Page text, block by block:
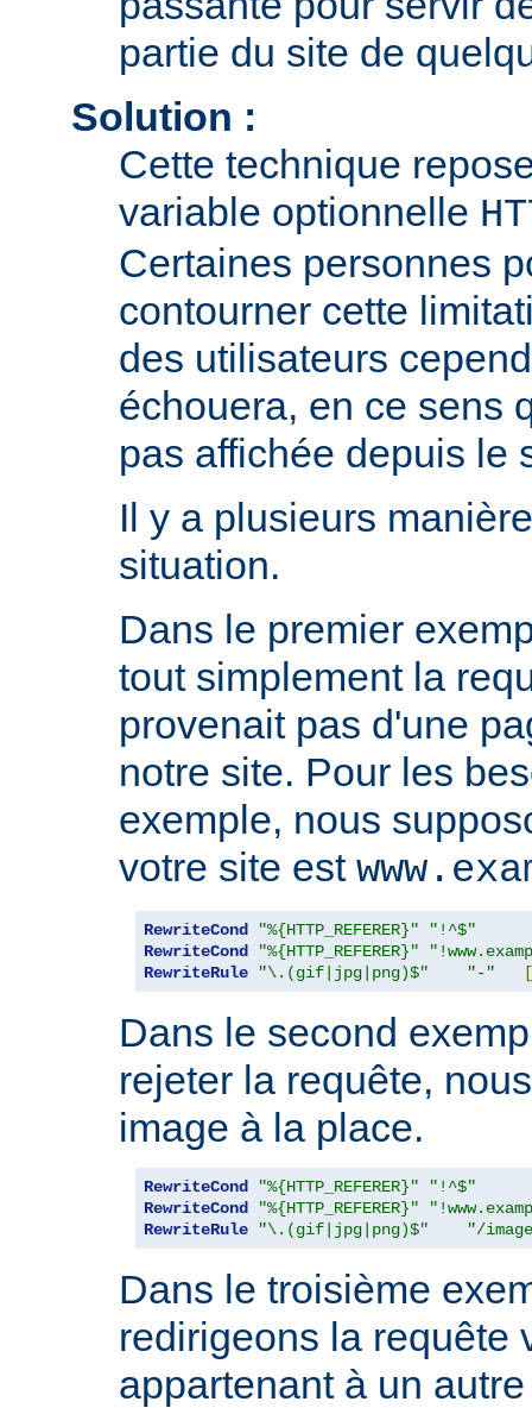
partie du site de
Solution :
Cette technique
variable optionnelle
Certaines personnes
contourner cette
des utilisateurs
échouera, en ce sens
pas affichée depuis le
Il y a plusieurs
situation.
Dans le premier
tout simplement la
provenait pas d'une
notre site. Pour les
exemple, nous
votre site est
RewriteCond "%{HTTP_REFERER}"
"!^$"
RewriteCond
"%{HTTP_REFERER}"
RewriteRule
"\.(gif|jpg|png)$" "-" [
Dans le second
rejeter la requête,
image à la place.
RewriteCond "%{HTTP_REFERER}"
"!^$"
RewriteCond
"%{HTTP_REFERER}"
RewriteRule
"\.(gif|jpg|png)$" "/
Dans le troisième
redirigeons la requête
appartenant à un